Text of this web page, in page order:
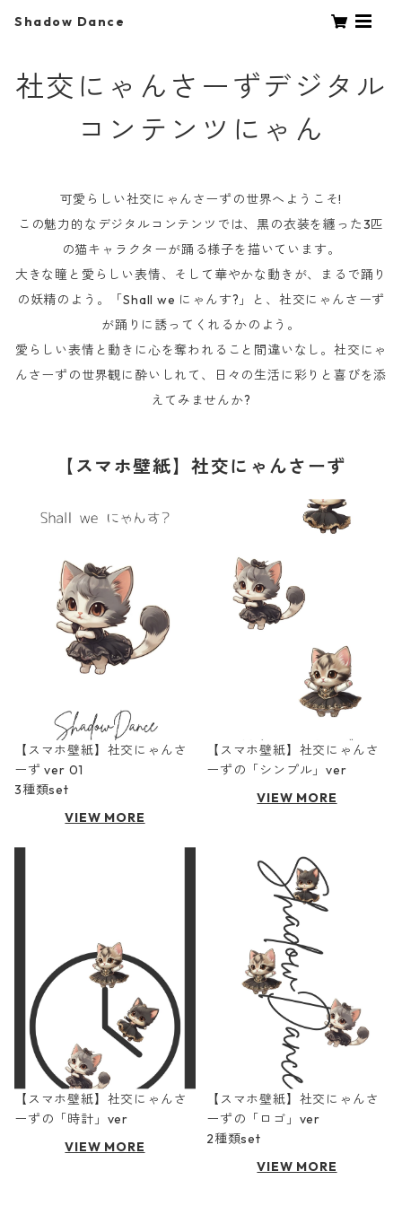
Shadow Dance
社交にゃんさーずデジタル
コンテンツにゃん
可愛らしい社交にゃんさーずの世界へようこそ!
この魅力的なデジタルコンテンツでは、黒の衣装を纏った3匹
の猫キャラクターが踊る様子を描いています。
大きな瞳と愛らしい表情、そして華やかな動きが、まるで踊り
の妖精のよう。「Shall we にゃんす?」と、社交にゃんさーず
が踊りに誘ってくれるかのよう。
愛らしい表情と動きに心を奪われること間違いなし。社交にゃ
んさーずの世界観に酔いしれて、日々の生活に彩りと喜びを添
えてみませんか?
【スマホ壁紙】社交にゃんさーず
【スマホ壁紙】社交にゃんさ
ーず ver 01
3種類set
VIEW MORE
【スマホ壁紙】社交にゃんさ
ーずの「シンプル」ver
VIEW MORE
【スマホ壁紙】社交にゃんさ
ーずの「時計」ver
VIEW MORE
【スマホ壁紙】社交にゃんさ
ーずの「ロゴ」ver
2種類set
VIEW MORE